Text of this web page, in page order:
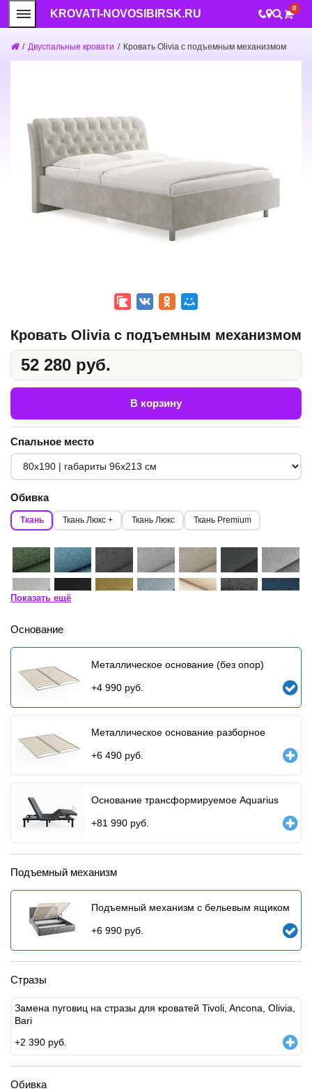
KROVATI-NOVOSIBIRSK.RU 0
/ Двуспальные кровати / Кровать Olivia с подъемным механизмом
Кровать Olivia с подъемным механизмом
52 280 руб.
В корзину
Спальное место
Обивка
Ткань Ткань Люкс + Ткань Люкс Ткань Premium
Показать ещё
Основание
Металлическое основание (без опор)
+4 990 руб.
Металлическое основание разборное
+6 490 руб.
Основание трансформируемое Aquarius
+81 990 руб.
Подъемный механизм
Подъемный механизм с бельевым ящиком
+6 990 руб.
Стразы
Замена пуговиц на стразы для кроватей Tivoli, Ancona, Olivia,
Bari
+2 390 руб.
Обивка